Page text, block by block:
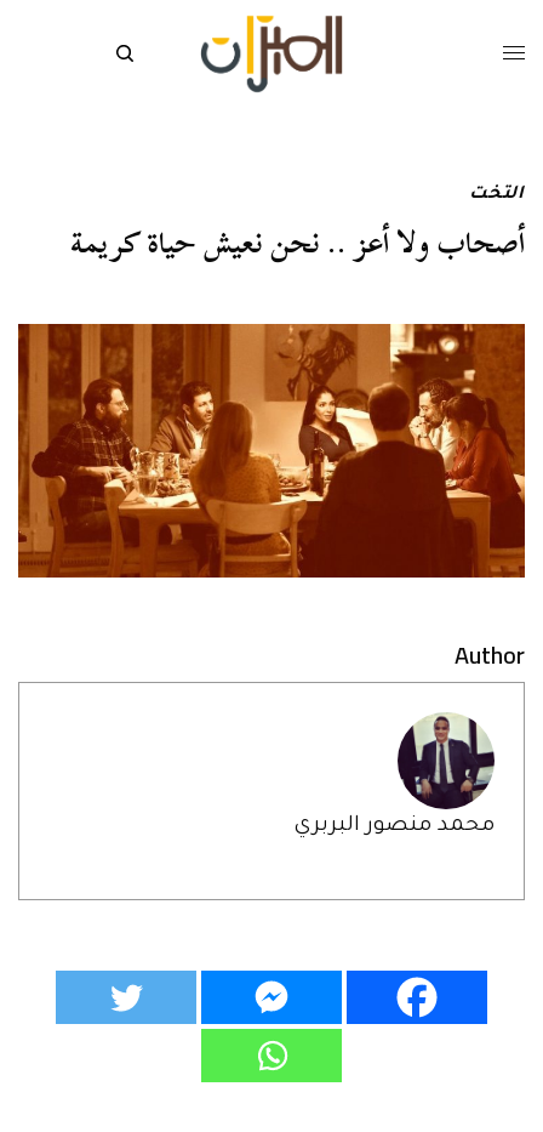
التخت
أصحاب ولا أعز .. نحن نعيش حياة كريمة
Author
محمد منصور البربري